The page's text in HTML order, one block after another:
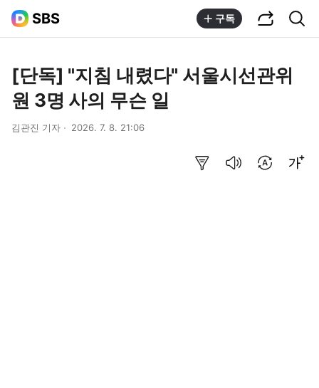
SBS 구독
[단독] "지침 내렸다" 서울시선관위
원 3명 사의 무슨 일
김관진 기자 2026. 7. 8. 21:06